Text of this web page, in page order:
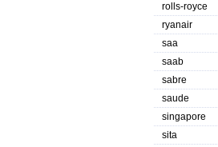
rolls-royce
ryanair
saa
saab
sabre
saude
singapore
sita